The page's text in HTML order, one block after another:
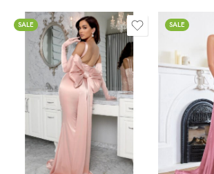
5
SALE SALE